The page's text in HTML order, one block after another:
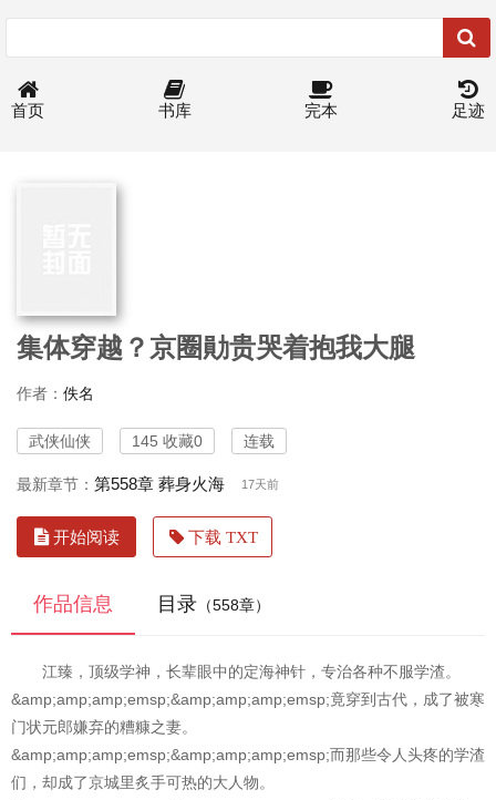
首页 书库 完本 足迹
集体穿越？京圈勛贵哭着抱我大腿
作者： 佚名
武侠仙侠 145 收藏0 连载
最新章节： 第558章 葬身火海 17天前
开始阅读 下载 TXT
作品信息 目录 （558章）
江臻，顶级学神，长辈眼中的定海神针，专治各种不服学渣。
&amp;amp;amp;emsp;&amp;amp;amp;emsp;竟穿到古代，成了被寒
门状元郎嫌弃的糟糠之妻。
&amp;amp;amp;emsp;&amp;amp;amp;emsp;而那些令人头疼的学渣
们，却成了京城里炙手可热的大人物。